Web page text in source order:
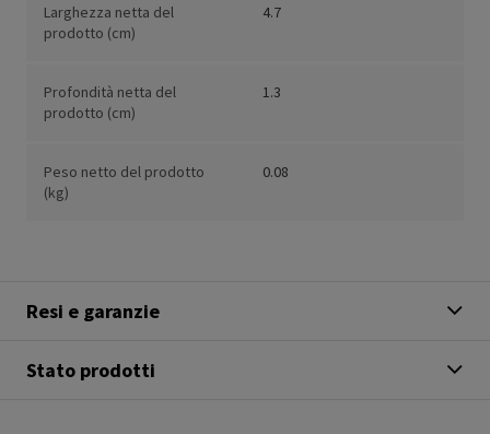
Larghezza netta del
prodotto (cm)
4.7
Profondità netta del
prodotto (cm)
1.3
Peso netto del prodotto
(kg)
0.08
Resi e garanzie
Stato prodotti